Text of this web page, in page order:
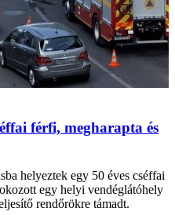
férfi, megharapta és
helyeztek egy 50 éves cséffai
egy helyi vendéglátóhely
rendőrökre támadt.